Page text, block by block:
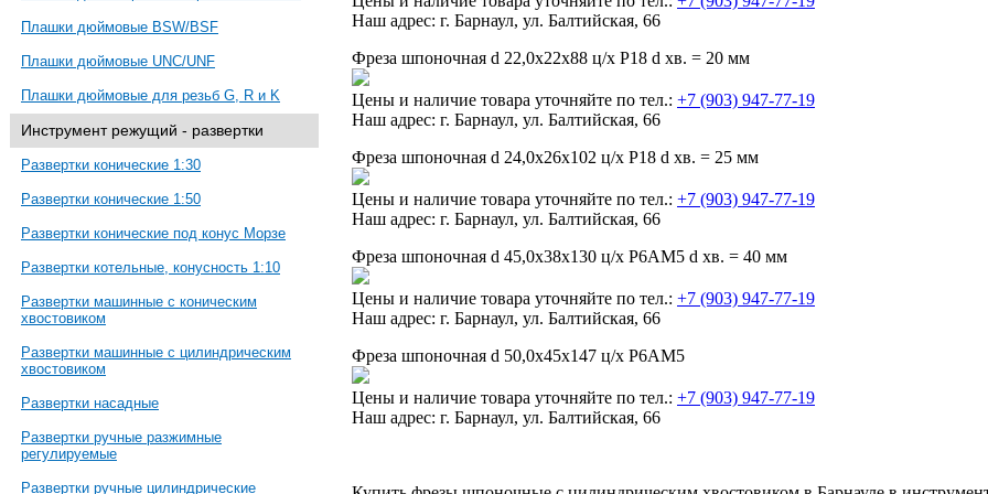
Плашки дюймовые BSW/BSF
Плашки дюймовые UNC/UNF
Плашки дюймовые для резьб G, R и K
Инструмент режущий - развертки
Развертки конические 1:30
Развертки конические 1:50
Развертки конические под конус Морзе
Развертки котельные, конусность 1:10
Развертки машинные с коническим
хвостовиком
Развертки машинные с цилиндрическим
хвостовиком
Развертки насадные
Развертки ручные разжимные
регулируемые
Развертки ручные цилиндрические
Наш адрес: г. Барнаул, ул. Балтийская, 66
Фреза шпоночная d 22,0х22х88 ц/х Р18 d хв. = 20 мм
Цены и наличие товара уточняйте по тел.: +7 (903) 947-77-19
Наш адрес: г. Барнаул, ул. Балтийская, 66
Фреза шпоночная d 24,0х26х102 ц/х Р18 d хв. = 25 мм
Цены и наличие товара уточняйте по тел.: +7 (903) 947-77-19
Наш адрес: г. Барнаул, ул. Балтийская, 66
Фреза шпоночная d 45,0х38х130 ц/х Р6АМ5 d хв. = 40 мм
Цены и наличие товара уточняйте по тел.: +7 (903) 947-77-19
Наш адрес: г. Барнаул, ул. Балтийская, 66
Фреза шпоночная d 50,0х45х147 ц/х Р6АМ5
Цены и наличие товара уточняйте по тел.: +7 (903) 947-77-19
Наш адрес: г. Барнаул, ул. Балтийская, 66